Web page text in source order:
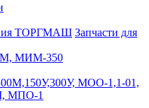
Запчасти для
МИМ-350
МОО-1,1-01,
МПО-1